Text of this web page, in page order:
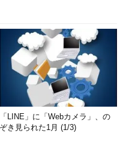
れているアルゴリズ
鍵アルゴリズムは特
のことだと思っ
アルゴリズムの名前
氏、Adi Shamir
「LINE」に「Webカメラ」、の
ぞき見られた1月 (1/3)